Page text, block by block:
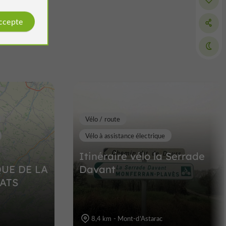
13,4 km
DE LA
Itinéraire vélo la Serrade
Davant
Vélo / route
Vélo à assistance électrique
8,4 km - Mont-d'Astarac